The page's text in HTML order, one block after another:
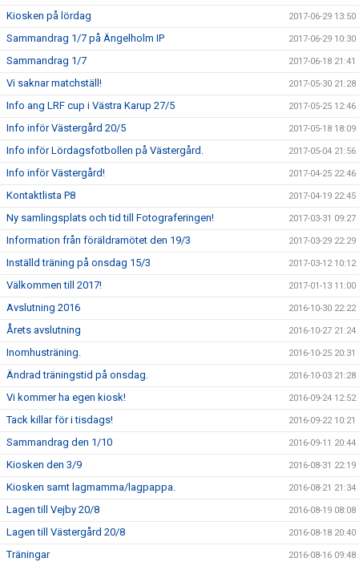
Kiosken på lördag 2017-06-29 13:50
Sammandrag 1/7 på Ängelholm IP 2017-06-29 10:30
Sammandrag 1/7 2017-06-18 21:41
Vi saknar matchställ! 2017-05-30 21:28
Info ang LRF cup i Västra Karup 27/5 2017-05-25 12:46
Info inför Västergård 20/5 2017-05-18 18:09
Info inför Lördagsfotbollen på Västergård. 2017-05-04 21:56
Info inför Västergård! 2017-04-25 22:46
Kontaktlista P8 2017-04-19 22:45
Ny samlingsplats och tid till Fotograferingen! 2017-03-31 09:27
Information från föräldramötet den 19/3 2017-03-29 22:29
Inställd träning på onsdag 15/3 2017-03-12 10:12
Välkommen till 2017! 2017-01-13 11:00
Avslutning 2016 2016-10-30 22:22
Årets avslutning 2016-10-27 21:24
Inomhusträning. 2016-10-25 20:31
Ändrad träningstid på onsdag. 2016-10-03 21:28
Vi kommer ha egen kiosk! 2016-09-24 12:52
Tack killar för i tisdags! 2016-09-22 10:21
Sammandrag den 1/10 2016-09-11 20:44
Kiosken den 3/9 2016-08-31 22:19
Kiosken samt lagmamma/lagpappa. 2016-08-21 21:34
Lagen till Vejby 20/8 2016-08-19 08:08
Lagen till Västergård 20/8 2016-08-18 20:40
Träningar 2016-08-16 09:48